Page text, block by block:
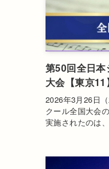
第50回全日
大会【東京
2026年3月26日
クール全国大会
実施されたのは